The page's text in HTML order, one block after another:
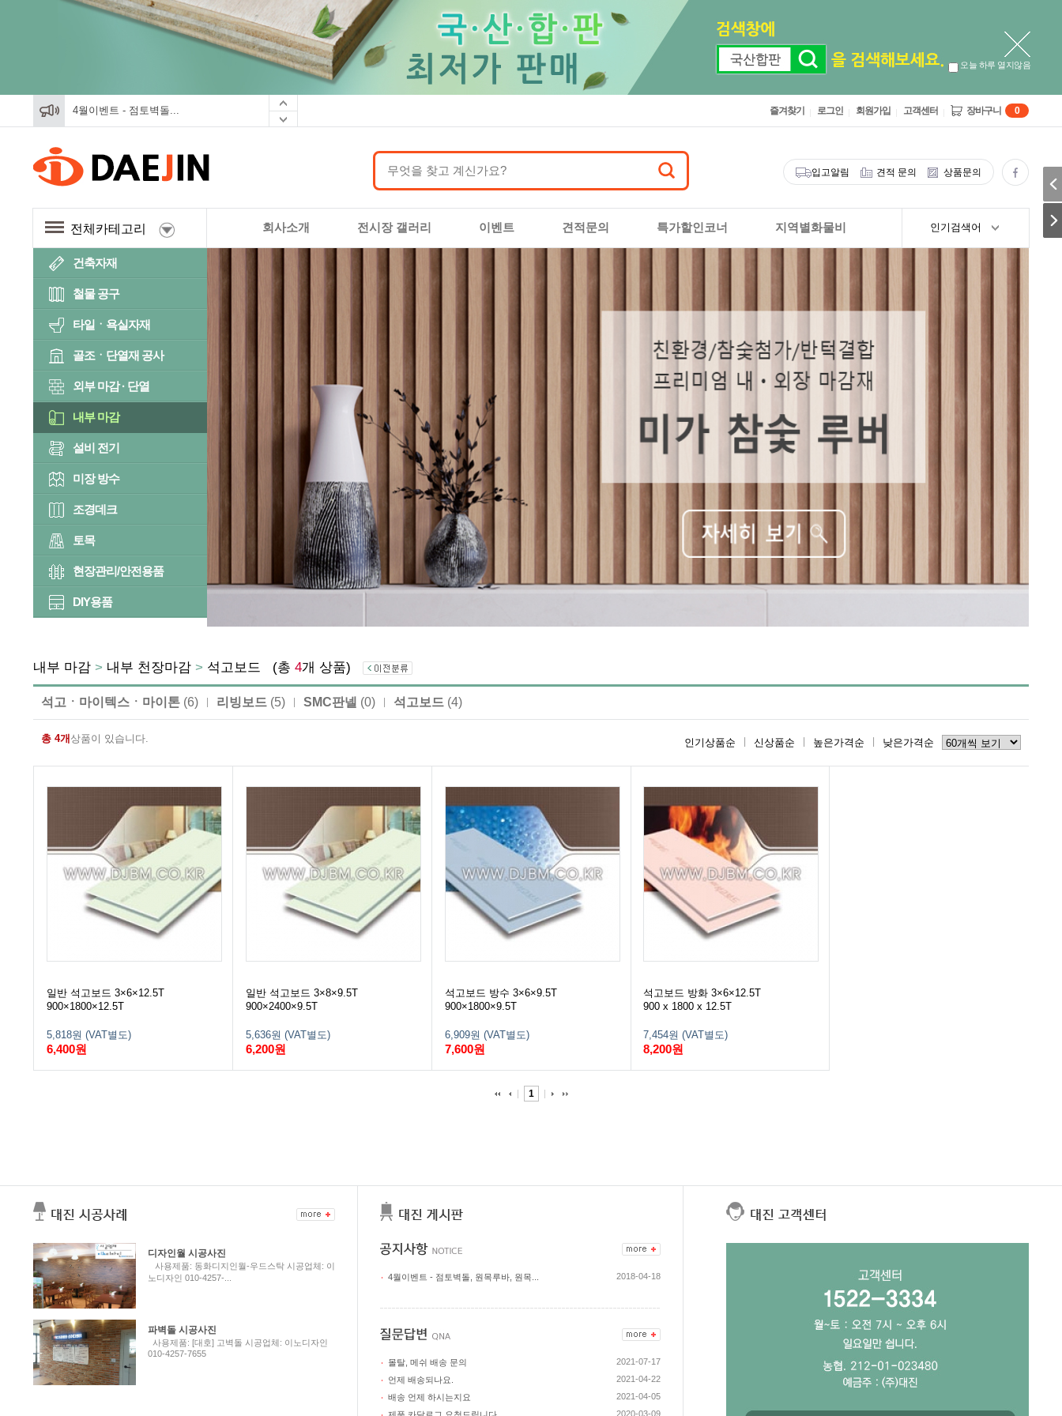
오늘 하루 열지않음
4월이벤트 - 점토벽돌... 즐겨찾기 로그인 회원가입 고객센터 장바구니 0
입고알림 견적 문의 상품문의
전체카테고리 회사소개 전시장 갤러리 이벤트 견적문의 특가할인코너 지역별화물비 인기검색어
건축자재
철물 공구
타일ㆍ욕실자재
골조ㆍ단열재 공사
외부 마감 · 단열
내부 마감
설비 전기
미장 방수
조경데크
토목
현장관리/안전용품
DIY용품
내부 마감 > 내부 천장마감 > 석고보드 (총 4개 상품)
석고ㆍ마이텍스ㆍ마이톤 (6) 리빙보드 (5) SMC판넬 (0) 석고보드 (4)
총 4개 상품이 있습니다. 인기상품순 신상품순 높은가격순 낮은가격순
일반 석고보드 3×6×12.5T
900×1800×12.5T
5,818원 (VAT별도)
6,400원
일반 석고보드 3×8×9.5T
900×2400×9.5T
5,636원 (VAT별도)
6,200원
석고보드 방수 3×6×9.5T
900×1800×9.5T
6,909원 (VAT별도)
7,600원
석고보드 방화 3×6×12.5T
900 x 1800 x 12.5T
7,454원 (VAT별도)
8,200원
1
디자인월 시공사진
사용제품: 동화디지인월-우드스탁 시공업체: 이
노디자인 010-4257-...
파벽돌 시공사진
사용제품: [대호] 고벽돌 시공업체: 이노디자인
010-4257-7655
4월이벤트 - 점토벽돌, 원목루바, 원목... 2018-04-18
몰탈, 메쉬 배송 문의
2021-07-17
언제 배송되나요.
2021-04-22
배송 언제 하시는지요
2021-04-05
2020-03-09